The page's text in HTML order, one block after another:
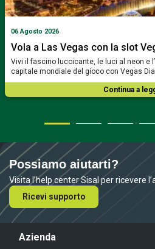
06 Agosto 2026
Vola a Las Vegas con la slot
Vivi il fascino luccicante, le luci al neon e
capitale mondiale del gioco con Vegas
Continua a
Possiamo aiutarti?
Visita l’help center Sisal per ricevere
Ricevi supporto
Azienda